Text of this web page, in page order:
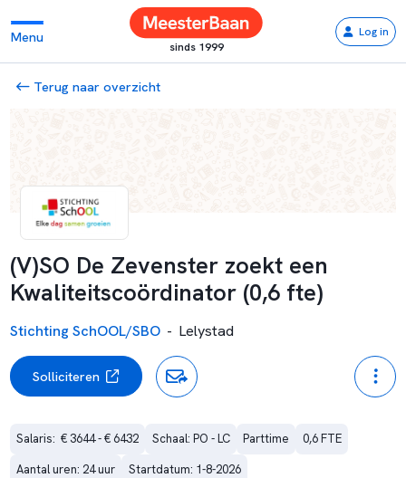
Menu
sinds 1999
Log in
Terug naar overzicht
(V)SO De Zevenster zoekt een
Kwaliteitscoördinator (0,6 fte)
Stichting SchOOL/SBO - Lelystad
Solliciteren
Salaris:  € 3644 - € 6432 Schaal: PO - LC Parttime
0,6 FTE
Aantal uren: 24 uur
Startdatum: 1-8-2026